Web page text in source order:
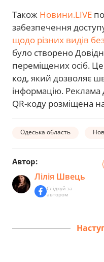
Також Новини.LIVE
забезпечення
щодо різних видів
було створено
переміщених осіб.
код, який дозволяє
інформацію.
QR-коду розміщена
Одеська область
Автор:
Лілія Швець
Слідкуй за
автором